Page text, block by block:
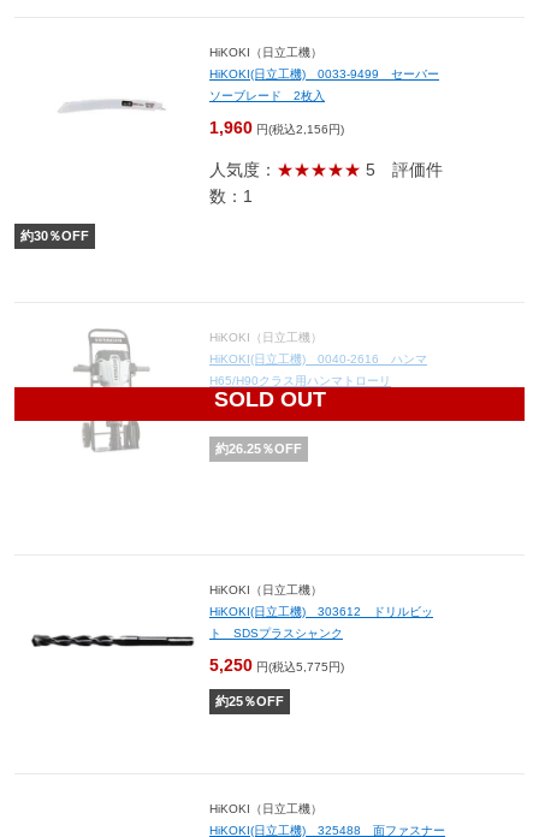
HiKOKI（日立工機）
HiKOKI(日立工機) 0033-9499 セーバー
ソーブレード 2枚入
1,960 円(税込2,156円)
人気度： ★★★★★ 5 評価件
数：1
約30％OFF
SOLD OUT
HiKOKI（日立工機）
HiKOKI(日立工機) 0040-2616 ハンマ
H65/H90クラス用ハンマトローリ
14,750
約26.25％OFF
HiKOKI（日立工機）
HiKOKI(日立工機) 303612 ドリルビッ
ト SDSプラスシャンク
5,250 円(税込5,775円)
約25％OFF
HiKOKI（日立工機）
HiKOKI(日立工機) 325488 面ファスナー